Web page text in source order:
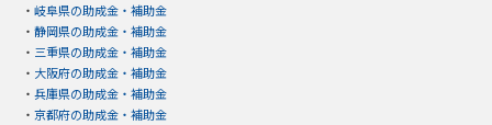
・ 岐阜県の助成金・補助金
・ 静岡県の助成金・補助金
・ 三重県の助成金・補助金
・ 大阪府の助成金・補助金
・ 兵庫県の助成金・補助金
・ 京都府の助成金・補助金